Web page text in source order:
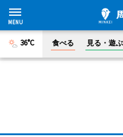
36°C 食べる 見る・遊ぶ